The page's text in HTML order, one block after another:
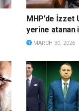
MHP’de İzzet
yerine atanan
MARCH 30, 2026